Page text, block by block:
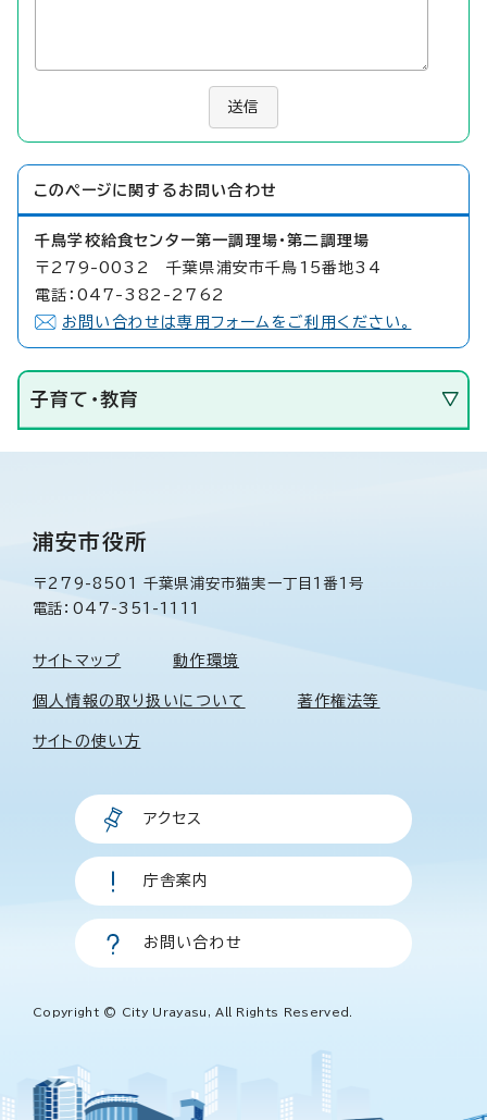
送信
このページに関する お問い合わせ
千鳥学校給食センター第一調理場・第二調理場
〒279-0032 千葉県浦安市千鳥15番地34
電話：047-382-2762
お問い合わせは専用フォームをご利用ください。
子育て・教育
浦安市役所
〒279-8501 千葉県浦安市猫実一丁目1番1号
電話：047-351-1111
サイトマップ 動作環境
個人情報の取り扱いについて 著作権法等
サイトの使い方
アクセス
庁舎案内
お問い合わせ
Copyright © City Urayasu, All Rights Reserved.